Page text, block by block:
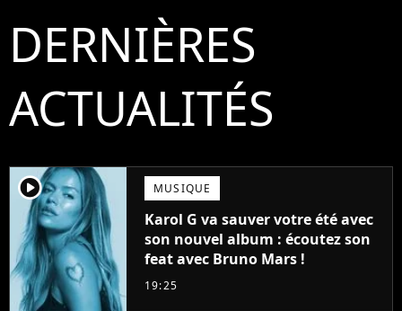
DERNIÈRES
ACTUALITÉS
player2 MUSIQUE
Karol G va sauver votre été avec
son nouvel album : écoutez son
feat avec Bruno Mars !
19:25